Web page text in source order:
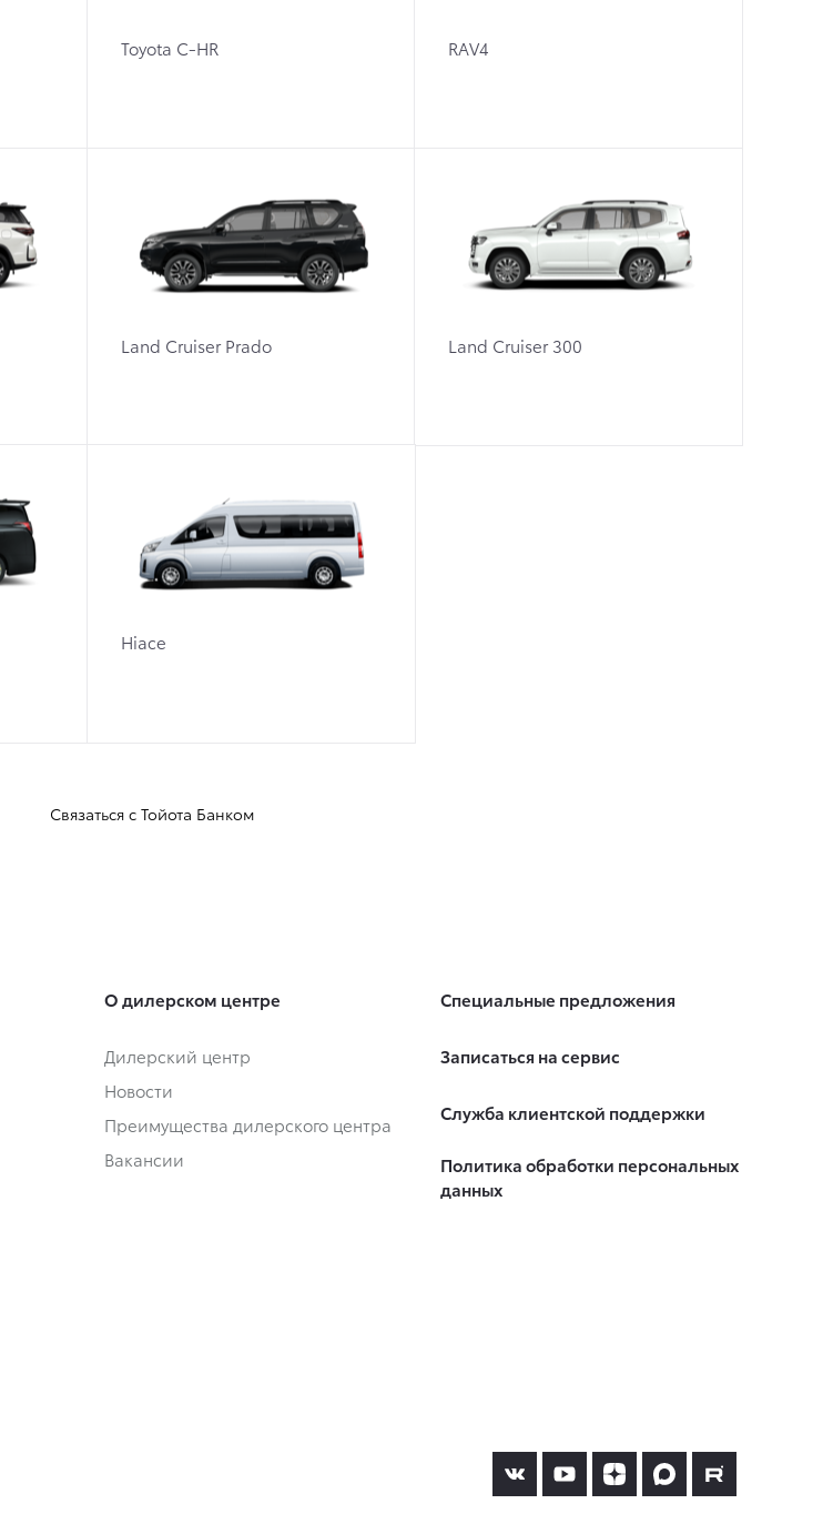
Toyota C-HR RAV4
Land Cruiser Prado Land Cruiser 300
Hiace
Связаться с Тойота Банком
О дилерском центре
Дилерский центр
Новости
Преимущества дилерского центра
Вакансии
Специальные предложения
Записаться на сервис
Служба клиентской поддержки
Политика обработки персональных
данных